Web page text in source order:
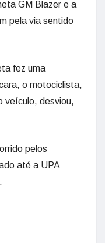
GM Blazer e a
pela via sentido
fez uma
o motociclista,
veículo, desviou,
pelos
até a UPA